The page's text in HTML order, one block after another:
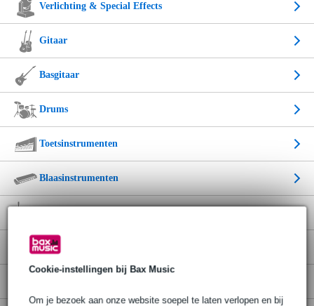
Cookie-instellingen bij Bax Music
Om je bezoek aan onze website soepel te laten verlopen en bij
Verlichting & Special Effects
Gitaar
Basgitaar
Drums
Toetsinstrumenten
Blaasinstrumenten
Kinder muziekinstrumenten